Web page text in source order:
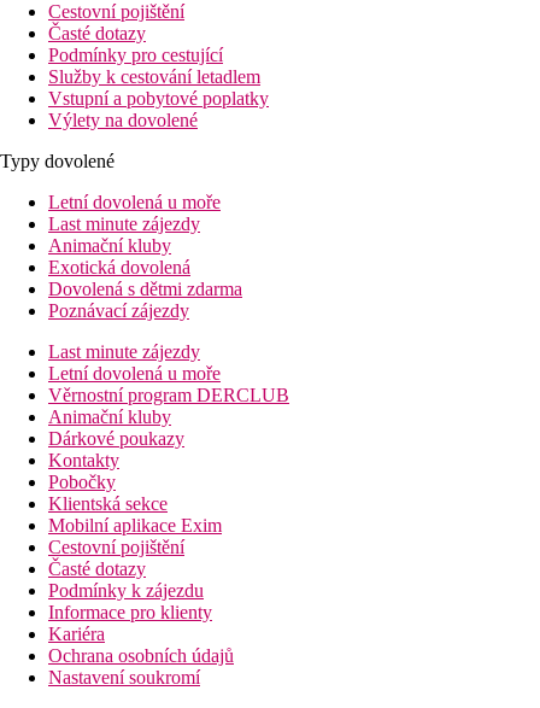
Cestovní pojištění
Časté dotazy
Podmínky pro cestující
Služby k cestování letadlem
Vstupní a pobytové poplatky
Výlety na dovolené
Typy dovolené
Letní dovolená u moře
Last minute zájezdy
Animační kluby
Exotická dovolená
Dovolená s dětmi zdarma
Poznávací zájezdy
Last minute zájezdy
Letní dovolená u moře
Věrnostní program DERCLUB
Animační kluby
Dárkové poukazy
Kontakty
Pobočky
Klientská sekce
Mobilní aplikace Exim
Cestovní pojištění
Časté dotazy
Podmínky k zájezdu
Informace pro klienty
Kariéra
Ochrana osobních údajů
Nastavení soukromí